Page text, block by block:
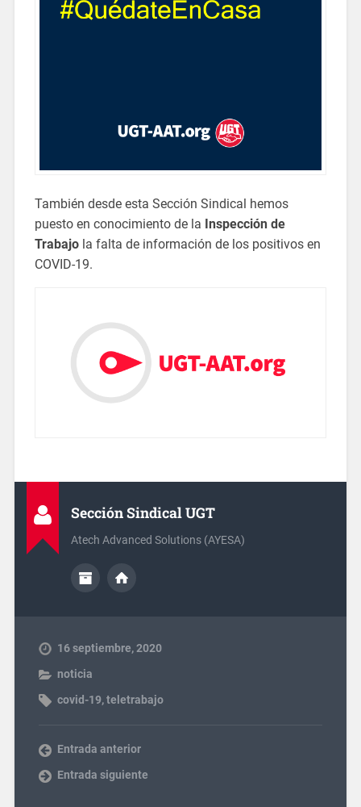
También desde esta Sección Sindical hemos
puesto en conocimiento de la Inspección de
Trabajola falta de información de los positivos en
COVID-19.
Sección Sindical UGT
Atech Advanced Solutions (AYESA)
16 septiembre, 2020
noticia
covid-19,teletrabajo
Entrada anterior
Entrada siguiente